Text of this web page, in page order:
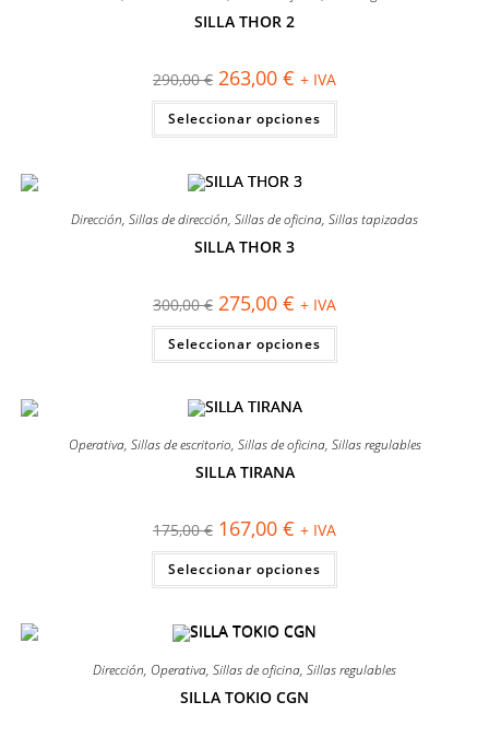
pueden
producto
SILLA THOR 2
290,00€ El
precio
original
era:
290,00 €.
263,00 € El
precio
actual
es:
263,00 €.
+ IVA
Seleccionar opciones
Este
tiene
se
pueden
producto
Dirección, Sillas de dirección, Sillas de oficina, Sillas tapizadas
SILLA THOR 3
300,00€ El
precio
original
era:
300,00 €.
275,00 € El
precio
actual
es:
275,00 €.
+ IVA
Seleccionar opciones
Este
tiene
se
pueden
producto
Operativa, Sillas de escritorio, Sillas de oficina, Sillas regulables
SILLA TIRANA
175,00€ El
precio
original
era:
175,00 €.
167,00 € El
precio
actual
es:
167,00 €.
+ IVA
Seleccionar opciones
Este
tiene
se
pueden
Dirección, Operativa, Sillas de oficina, Sillas regulables
SILLA TOKIO CGN